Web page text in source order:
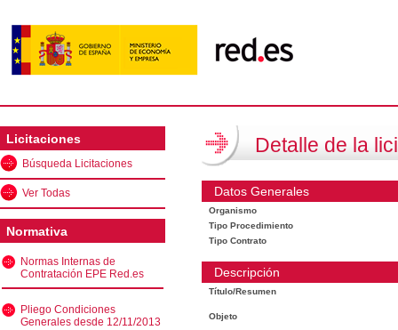
Licitaciones
Búsqueda Licitaciones
Ver Todas
Normativa
Normas Internas de
Contratación EPE Red.es
Pliego Condiciones
Generales desde 12/11/2013
Detalle de la
Datos Generales
Organismo
Tipo Procedimiento
Tipo Contrato
Descripción
Título/Resumen
Objeto